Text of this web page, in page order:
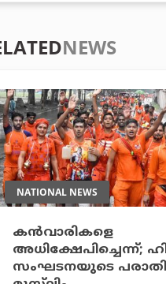
NEWS
NATIONAL NEWS
കന്‍വാരികളെ
അധിക്ഷേപിച്ചെന്ന്;
സംഘടനയുടെ